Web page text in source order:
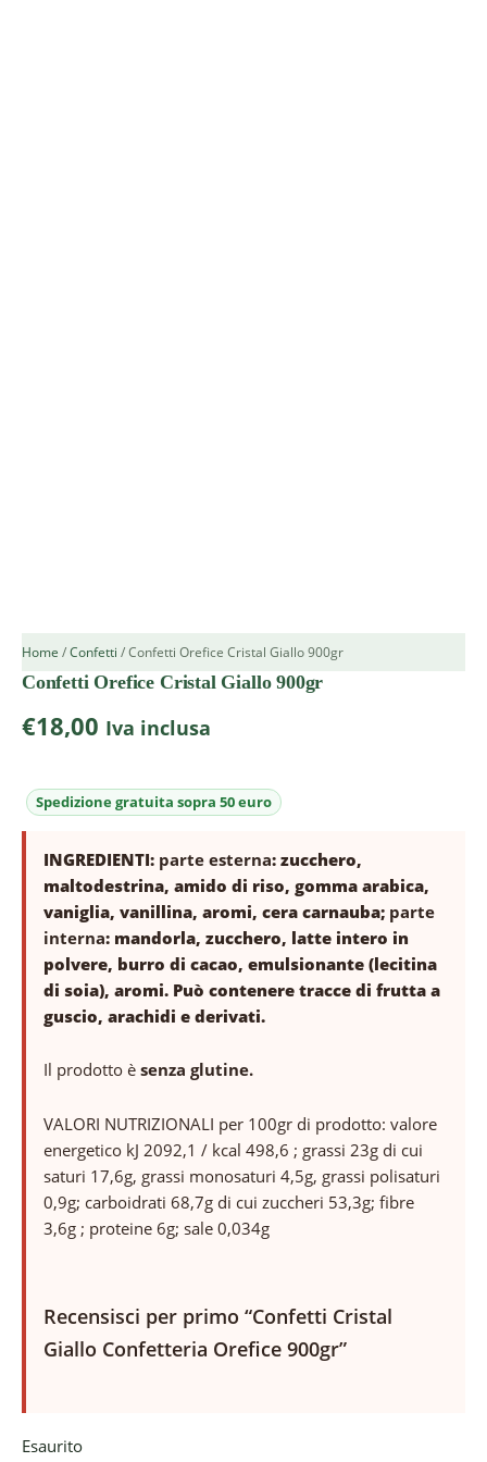
Home /Confetti / Confetti Orefice Cristal Giallo 900gr
Confetti Orefice Cristal Giallo 900gr
€18,00 Iva inclusa
INGREDIENTI: parte esterna: zucchero,
maltodestrina, amido di riso, gomma arabica,
vaniglia, vanillina, aromi, cera carnauba; parte
interna: mandorla, zucchero, latte intero in
polvere, burro di cacao, emulsionante (lecitina
di soia), aromi. Può contenere tracce di frutta a
guscio, arachidi e derivati.
Il prodotto è senza glutine.
VALORI NUTRIZIONALI per 100gr di prodotto: valore
energetico kJ 2092,1 / kcal 498,6 ; grassi 23g di cui
saturi 17,6g, grassi monosaturi 4,5g, grassi polisaturi
0,9g; carboidrati 68,7g di cui zuccheri 53,3g; fibre
3,6g ; proteine 6g; sale 0,034g
Recensisci per primo “Confetti Cristal
Giallo Confetteria Orefice 900gr”
Esaurito